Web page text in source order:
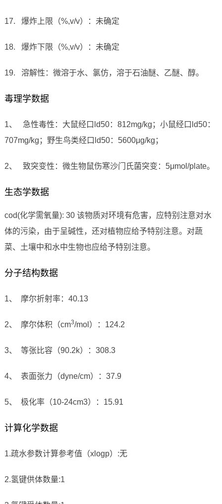
17. 爆炸上限（%,v/v）：未确定
18. 爆炸下限（%,v/v）：未确定
19. 溶解性：微溶于水、氯仿，溶于石油醚、乙醚、醇。
毒理学数据
1、 急性毒性：大鼠经口ld50：812mg/kg；小鼠经口ld50：
707mg/kg；野生鸟类经口ld50：5600μg/kg；
2、 致突变性：微生物鼠伤寒沙门氏菌突变：5μmol/plate。
生态学数据
cod(化学需氧量): 30 该物质对环境有危害，应特别注意对水
体的污染，由于呈碱性，还对植物应给予特别注意。对蔬
菜、土壤中和水中生物也应给予特别注意。
分子结构数据
1、 摩尔折射率：40.13
2、 摩尔体积（cm3/mol）：124.2
3、 等张比容（90.2k）：308.3
4、 表面张力（dyne/cm）：37.9
5、 极化率（10-24cm3）：15.91
计算化学数据
1.疏水参数计算参考值（xlogp）:无
2.氢键供体数量:1